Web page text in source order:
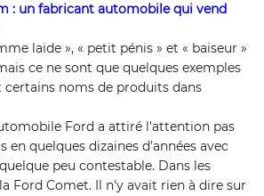
: un fabricant automobile qui vend
laide », « petit pénis » et « baiseur »
ce ne sont que quelques exemples
noms de produits dans
Ford a attiré l'attention pas
en quelques dizaines d'années avec
peu contestable. Dans les
Ford Comet. Il n'y avait rien à dire sur